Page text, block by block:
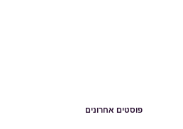
פוסטים אחרונים